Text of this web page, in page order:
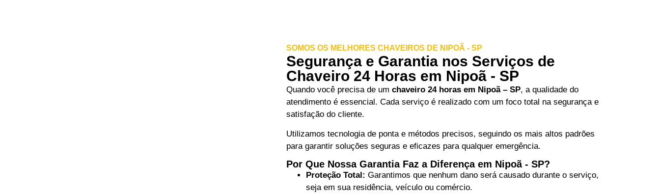
SOMOS OS MELHORES CHAVEIROS DE NIPOÃ - SP
Segurança e Garantia nos Serviços de
Chaveiro 24 Horas em Nipoã - SP
Quando você precisa de um chaveiro 24 horas em Nipoã – SP, a qualidade do
atendimento é essencial. Cada serviço é realizado com um foco total na segurança e
satisfação do cliente.
Utilizamos tecnologia de ponta e métodos precisos, seguindo os mais altos padrões
para garantir soluções seguras e eficazes para qualquer emergência.
Por Que Nossa Garantia Faz a Diferença em Nipoã - SP?
Proteção Total: Garantimos que nenhum dano será causado durante o serviço,
seja em sua residência, veículo ou comércio.